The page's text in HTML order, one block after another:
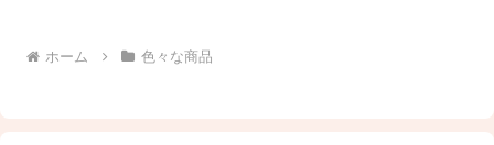
ホーム 色々な商品